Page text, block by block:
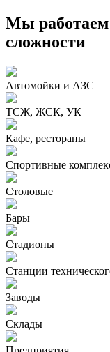
Мы работаем
сложности
Автомойки и АЗС
ТСЖ, ЖСК, УК
Кафе, рестораны
Спортивные
Столовые
Бары
Стадионы
Станции
Заводы
Склады